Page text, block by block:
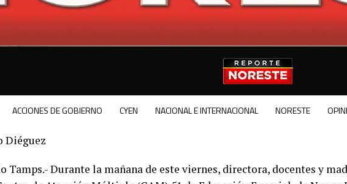
ACCIONES DE GOBIERNO CYEN NACIONAL E INTERNACIONAL NORESTE
Diéguez
Tamps.- Durante la mañana de este viernes, directora, docentes y